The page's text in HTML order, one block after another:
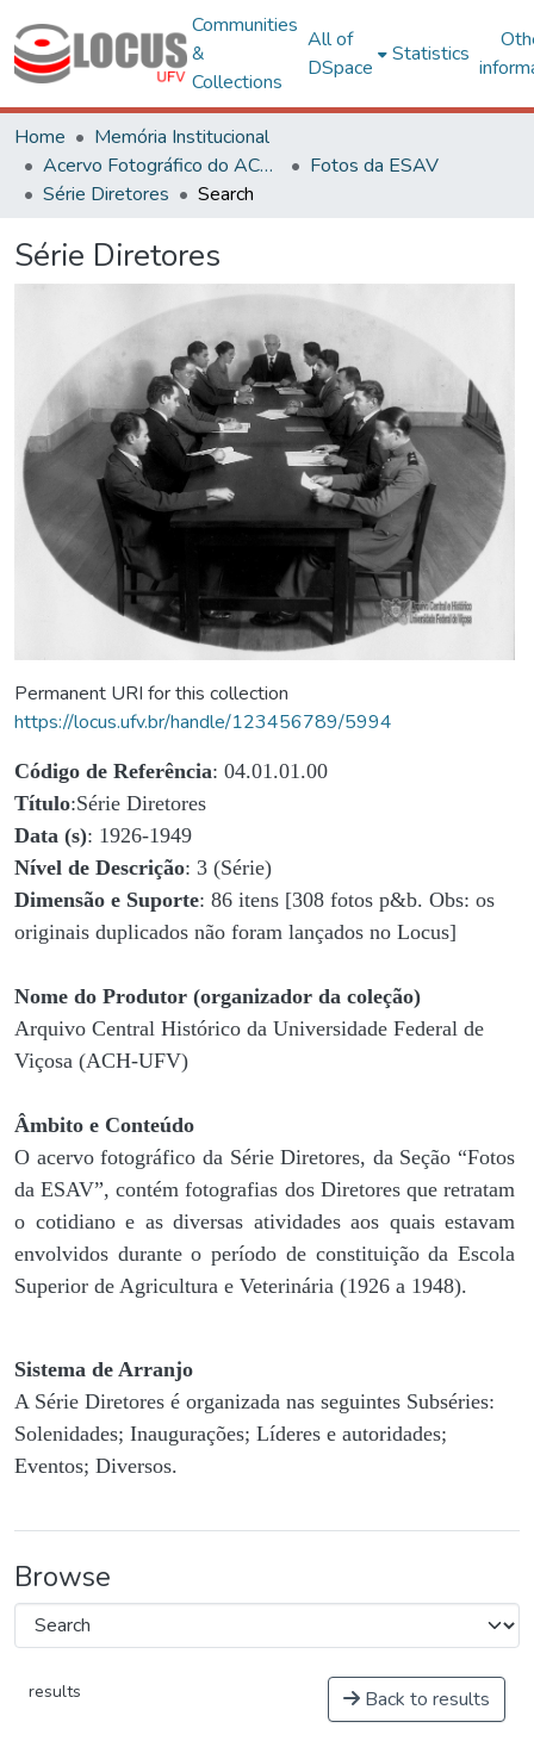
Communities
&
Collections
All of
DSpace
Statistics
Home
Memória Institucional
Acervo Fotográfico do ACH-UFV
Fotos da ESAV
Série Diretores
Search
Série Diretores
Permanent URI for this collection
https://locus.ufv.br/handle/123456789/5994
Código de Referência: 04.01.01.00
Título:Série Diretores
Data (s): 1926-1949
Nível de Descrição: 3 (Série)
Dimensão e Suporte: 86 itens [308 fotos p&b. Obs: os
originais duplicados não foram lançados no Locus]
Nome do Produtor (organizador da coleção)
Arquivo Central Histórico da Universidade Federal de
Viçosa (ACH-UFV)
Âmbito e Conteúdo
O acervo fotográfico da Série Diretores, da Seção “Fotos
da ESAV”, contém fotografias dos Diretores que retratam
o cotidiano e as diversas atividades aos quais estavam
envolvidos durante o período de constituição da Escola
Superior de Agricultura e Veterinária (1926 a 1948).
Sistema de Arranjo
A Série Diretores é organizada nas seguintes Subséries:
Solenidades; Inaugurações; Líderes e autoridades;
Eventos; Diversos.
Browse
results Back to results